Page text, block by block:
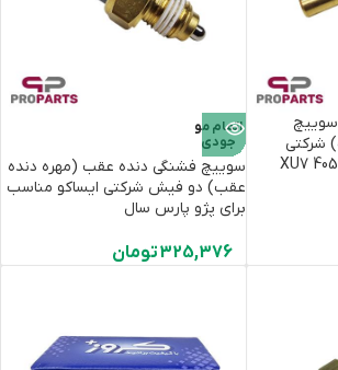
شرکتی
اتمام مو
جودی
سوییچ فشنگی‌ دنده عقب (مهره دنده
عقب) دو فیش شرکتی ایساکو مناسب
برای پژو پارس سال
325,376تومان